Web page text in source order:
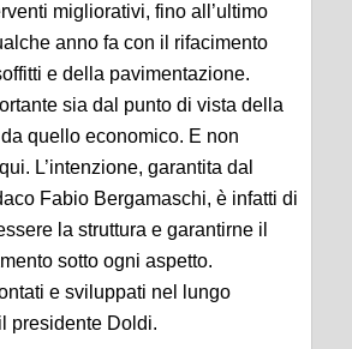
migliorativi, fino all’ultimo
anno fa con il rifacimento
e della pavimentazione.
sia dal punto di vista della
quello economico. E non
L’intenzione, garantita dal
Fabio Bergamaschi, è infatti di
la struttura e garantirne il
sotto ogni aspetto.
e sviluppati nel lungo
presidente Doldi.